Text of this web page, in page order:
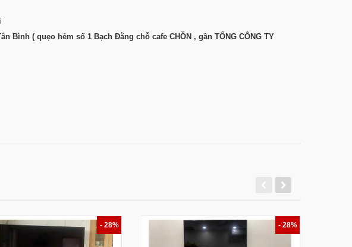
Bình ( quẹo hẻm số 1 Bạch Đằng chỗ cafe CHỒN , gần TỔNG CÔNG TY
- 28% - 28%